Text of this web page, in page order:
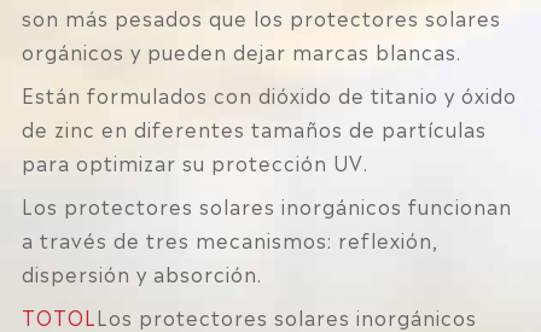
son más pesados que los protectores solares
orgánicos y pueden dejar marcas blancas.
Están formulados con dióxido de titanio y óxido
de zinc en diferentes tamaños de partículas
para optimizar su protección UV.
Los protectores solares inorgánicos funcionan
a través de tres mecanismos: reflexión,
dispersión y absorción.
TOTOL Los protectores solares inorgánicos